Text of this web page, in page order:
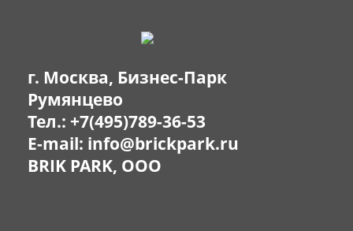
г. Москва, Бизнес-Парк
Румянцево
Тел.: +7(495)789-36-53
E-mail: info@brickpark.ru
BRIK PARK, OOO